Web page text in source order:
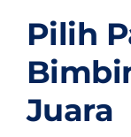
Pilih
Juara